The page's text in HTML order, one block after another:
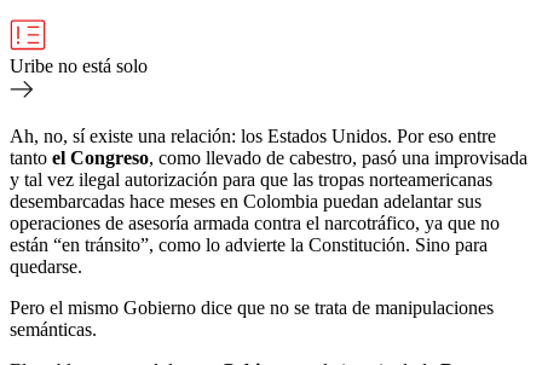
Uribe no está solo
Ah, no, sí existe una relación: los Estados Unidos. Por eso entre
tanto el Congreso, como llevado de cabestro, pasó una improvisada
y tal vez ilegal autorización para que las tropas norteamericanas
desembarcadas hace meses en Colombia puedan adelantar sus
operaciones de asesoría armada contra el narcotráfico, ya que no
están “en tránsito”, como lo advierte la Constitución. Sino para
quedarse.
Pero el mismo Gobierno dice que no se trata de manipulaciones
semánticas.